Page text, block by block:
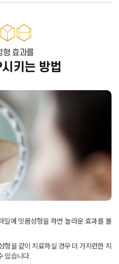
형 효과를
키는 방법
일에 잇몸성형을 하면 놀라운 효과를 볼
형을 같이 치료하실 경우 더 가지런한 치
있습니다.